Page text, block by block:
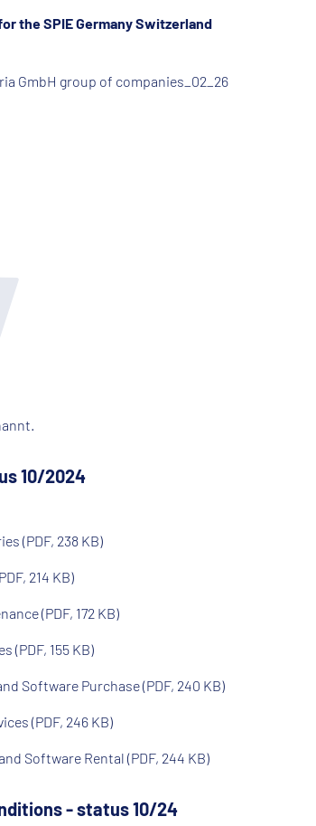
the SPIE Germany Switzerland
GmbH group of companies_02_26
10/2024
(PDF, 238 KB)
214 KB)
(PDF, 172 KB)
(PDF, 155 KB)
Software Purchase (PDF, 240 KB)
(PDF, 246 KB)
Software Rental (PDF, 244 KB)
- status 10/24